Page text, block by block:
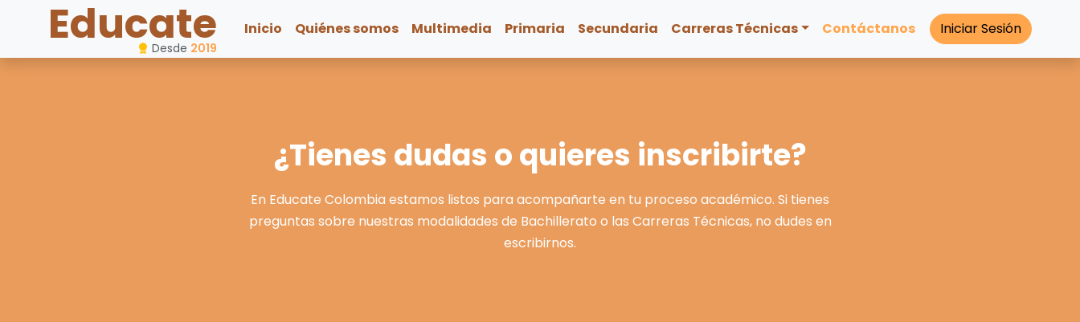
Educate
Desde 2019
Inicio Quiénes somos Multimedia Primaria Secundaria Carreras Técnicas Contáctanos Iniciar Sesión
¿Tienes dudas o quieres inscribirte?
En Educate Colombia estamos listos para acompañarte en tu proceso académico. Si tienes
preguntas sobre nuestras modalidades de Bachillerato o las Carreras Técnicas, no dudes en
escribirnos.